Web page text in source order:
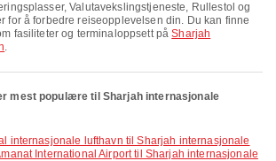
for å forbedre reiseopplevelsen din. Du kan finne
fasiliteter og terminaloppsett påSharjah
.
mest populære til Sharjah internasjonale
International Airport til Sharjah internasjonale